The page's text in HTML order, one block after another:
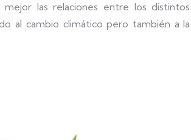
las relaciones entre los distintos
al cambio climático pero también a la